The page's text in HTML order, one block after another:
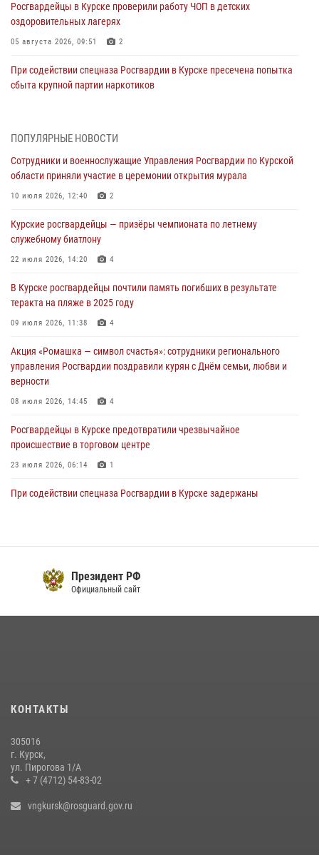
Росгвардейцы в Курске проверили работу ЧОП в детских
оздоровительных лагерях
05 августа 2026, 09:51 2
При содействии спецназа Росгвардии в Курске пресечена попытка
сбыта крупной партии наркотиков
За прошедшую неделю росгвардейцы Курской области проверили
04 августа 2026, 07:00
В Курской области росгвардейцы за прошедшую неделю совершили
03 августа 2026, 09:46
За прошедшую неделю росгвардейцы Курской области проверили
30 июля 2026, 07:00
Курские росгвардейцы приняли участие в благодарственном
28 июля 2026, 13:17
ПОПУЛЯРНЫЕ НОВОСТИ
Сотрудники и военнослужащие Управления Росгвардии по Курской
области приняли участие в церемонии открытия мурала
10 июля 2026, 12:40 2
Курские росгвардейцы — призёры чемпионата по летнему
служебному биатлону
22 июля 2026, 14:20 4
В Курске росгвардейцы почтили память погибших в результате
теракта на пляже в 2025 году
09 июля 2026, 11:38 4
Акция «Ромашка — символ счастья»: сотрудники регионального
управления Росгвардии поздравили курян с Днём семьи, любви и
верности
08 июля 2026, 14:45 4
Росгвардейцы в Курске предотвратили чрезвычайное
происшествие в торговом центре
23 июля 2026, 06:14 1
При содействии спецназа Росгвардии в Курске задержаны
первого этапа фотоконкурса «В объективе Росгвардия»
22 июля 2026, 12:38 2
Центральный округ Росгвардии отмечает 105-летие
15 июля 2026, 10:00
Президент РФ
Официальный сайт
КОНТАКТЫ
305016
г. Курск,
ул. Пирогова 1/А
+ 7 (4712) 54-83-02
vngkursk@rosguard.gov.ru